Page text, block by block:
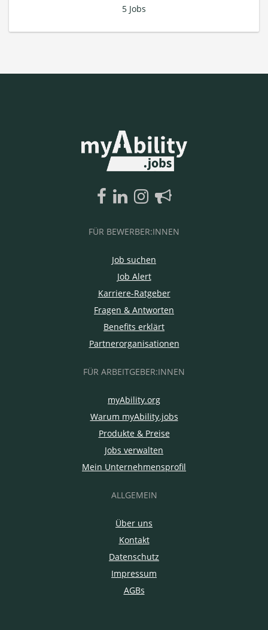
5 Jobs
FÜR BEWERBER:INNEN
Job suchen
Job Alert
Karriere-Ratgeber
Fragen & Antworten
Benefits erklärt
Partnerorganisationen
FÜR ARBEITGEBER:INNEN
myAbility.org
Warum myAbility.jobs
Produkte & Preise
Jobs verwalten
Mein Unternehmensprofil
ALLGEMEIN
Über uns
Kontakt
Datenschutz
Impressum
AGBs